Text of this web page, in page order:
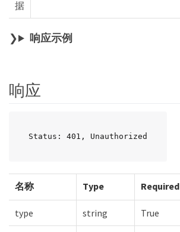
据
响应示例
响应
Status: 401, Unauthorized
名称 Type Required
type string True